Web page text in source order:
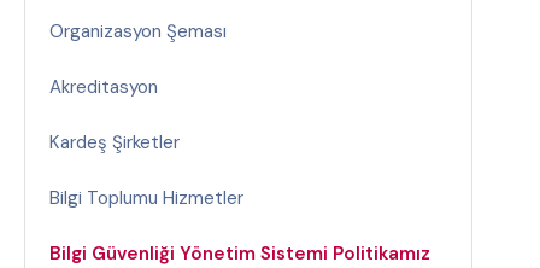
Organizasyon Şeması
Akreditasyon
Kardeş Şirketler
Bilgi Toplumu Hizmetler
Bilgi Güvenliği Yönetim Sistemi Politikamız